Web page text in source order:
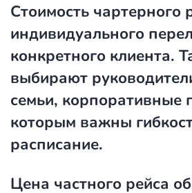
Стоимость чартерного
индивидуального
конкретного клиента.
выбирают
семьи,
которым важны
расписание.
Цена частного рейса